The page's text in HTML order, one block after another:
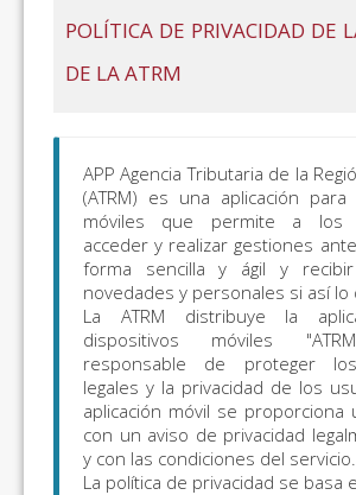
POLÍTICA DE PRIVACIDAD DE
DE LA ATRM
APP Agencia Tributaria de la
(ATRM) es una aplicación para
móviles que permite a los
acceder y realizar gestiones
forma sencilla y ágil y
novedades y personales si así lo
La ATRM distribuye la
dispositivos móviles
responsable de proteger
legales y la privacidad de los
aplicación móvil se proporciona
con un aviso de privacidad
y con las condiciones del servicio.
La política de privacidad se basa